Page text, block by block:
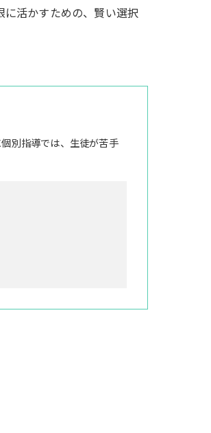
に活かすための、賢い選択
別指導では、生徒が苦手